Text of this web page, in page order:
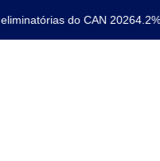
do CAN 20264.2%